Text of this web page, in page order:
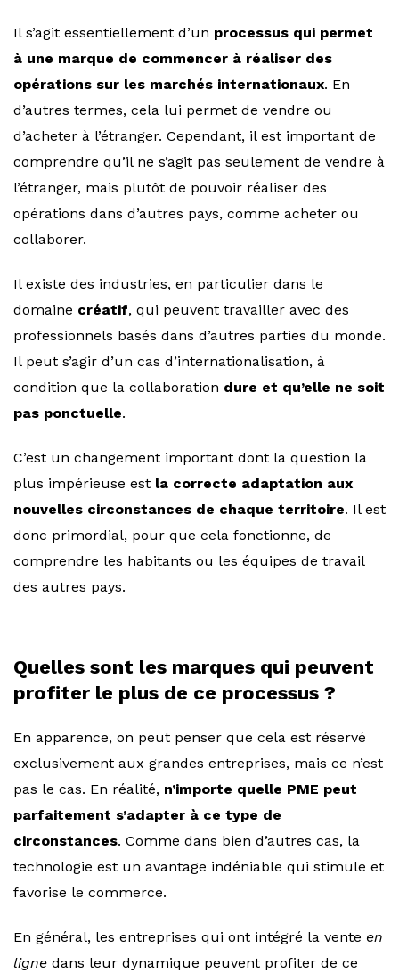
Il s’agit essentiellement d’un processus qui permet
à une marque de commencer à réaliser des
opérations sur les marchés internationaux. En
d’autres termes, cela lui permet de vendre ou
d’acheter à l’étranger. Cependant, il est important de
comprendre qu’il ne s’agit pas seulement de vendre à
l’étranger, mais plutôt de pouvoir réaliser des
opérations dans d’autres pays, comme acheter ou
collaborer.
Il existe des industries, en particulier dans le
domaine créatif, qui peuvent travailler avec des
professionnels basés dans d’autres parties du monde.
Il peut s’agir d’un cas d’internationalisation, à
condition que la collaboration dure et qu’elle ne soit
pas ponctuelle.
C’est un changement important dont la question la
plus impérieuse est la correcte adaptation aux
nouvelles circonstances de chaque territoire. Il est
donc primordial, pour que cela fonctionne, de
comprendre les habitants ou les équipes de travail
des autres pays.
Quelles sont les marques qui peuvent
profiter le plus de ce processus ?
En apparence, on peut penser que cela est réservé
exclusivement aux grandes entreprises, mais ce n’est
pas le cas. En réalité, n’importe quelle PME peut
parfaitement s’adapter à ce type de
circonstances. Comme dans bien d’autres cas, la
technologie est un avantage indéniable qui stimule et
favorise le commerce.
En général, les entreprises qui ont intégré la vente en
ligne dans leur dynamique peuvent profiter de ce